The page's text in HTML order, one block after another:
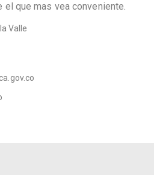
que mas vea conveniente.
Valle